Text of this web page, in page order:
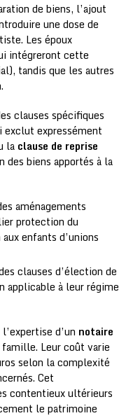
de biens, l’ajout
une dose de
Les époux
intégreront cette
tandis que les autres
clauses spécifiques
exclut expressément
la clause de reprise
des biens apportés à la
aménagements
protection du
enfants d’unions
clauses d’élection de
applicable à leur régime
d’un notaire
Leur coût varie
selon la complexité
Cet
contentieux ultérieurs
le patrimoine